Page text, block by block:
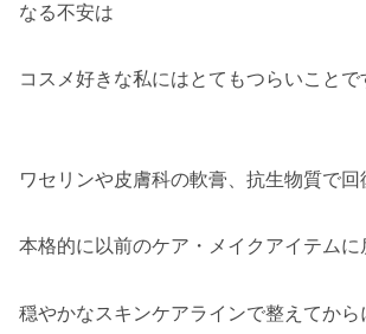
なる不安は
コスメ好きな私にはとてもつらいことで
ワセリンや皮膚科の軟膏、抗生物質で回
本格的に以前のケア・メイクアイテムに
穏やかなスキンケアラインで整えてから